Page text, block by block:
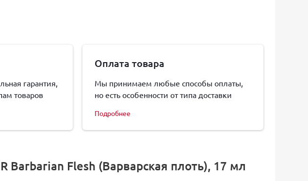
гарантия,
товаров
Оплата товара
Мы принимаем любые способы оплаты,
но есть особенности от типа доставки
Подробнее
Barbarian Flesh (Варварская плоть), 17 мл